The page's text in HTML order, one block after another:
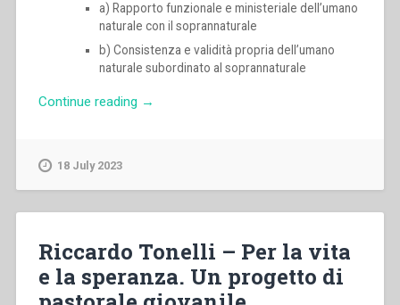
a) Rapporto funzionale e ministeriale dell’umano
naturale con il soprannaturale
b) Consistenza e validità propria dell’umano
naturale subordinato al soprannaturale
Continue reading “Pietro
formazione
umana
in
→
18 July 2023
Riccardo Tonelli – Per la vita
e la speranza. Un progetto di